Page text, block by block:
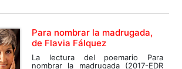
Para nombrar la madrugada,
de Flavia Fálquez
La lectura del poemario Para
nombrar la madrugada (2017-EDR